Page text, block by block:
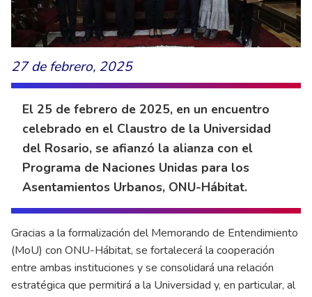
27 de febrero, 2025
El 25 de febrero de 2025, en un encuentro
celebrado en el Claustro de la Universidad
del Rosario, se afianzó la alianza con el
Programa de Naciones Unidas para los
Asentamientos Urbanos, ONU-Hábitat.
Gracias a la formalización del Memorando de Entendimiento
(MoU) con ONU-Hábitat, se fortalecerá la cooperación
entre ambas instituciones y se consolidará una relación
estratégica que permitirá a la Universidad y, en particular, al